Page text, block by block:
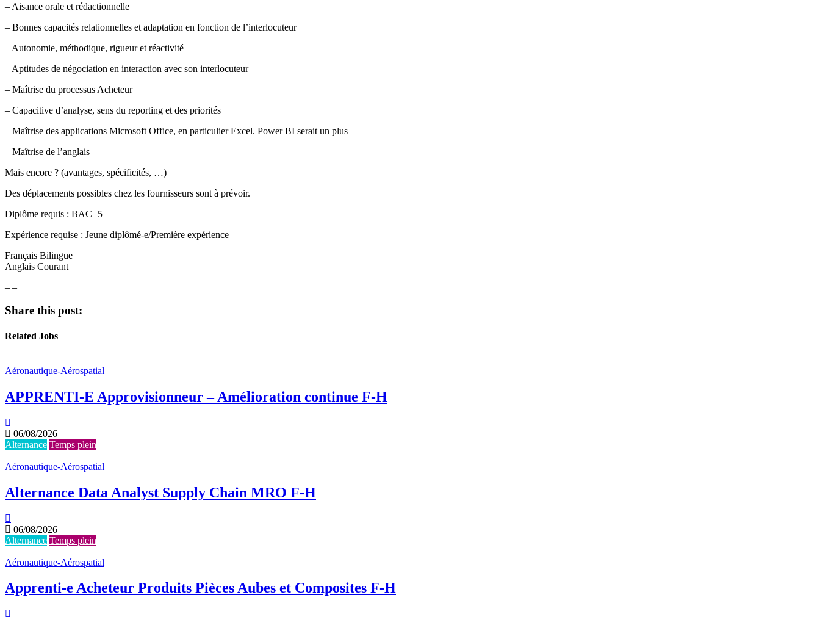
– Aisance orale et rédactionnelle
– Bonnes capacités relationnelles et adaptation en fonction de l’interlocuteur
– Autonomie, méthodique, rigueur et réactivité
– Aptitudes de négociation en interaction avec son interlocuteur
– Maîtrise du processus Acheteur
– Capacitive d’analyse, sens du reporting et des priorités
– Maîtrise des applications Microsoft Office, en particulier Excel. Power BI serait un plus
– Maîtrise de l’anglais
Mais encore ? (avantages, spécificités, …)
Des déplacements possibles chez les fournisseurs sont à prévoir.
Diplôme requis : BAC+5
Expérience requise : Jeune diplômé-e/Première expérience
Français Bilingue
Anglais Courant
– –
Share this post:
Related Jobs
Aéronautique-Aérospatial
APPRENTI-E Approvisionneur – Amélioration continue F-H
06/08/2026
Alternance Temps plein
Aéronautique-Aérospatial
Alternance Data Analyst Supply Chain MRO F-H
06/08/2026
Alternance Temps plein
Aéronautique-Aérospatial
Apprenti-e Acheteur Produits Pièces Aubes et Composites F-H